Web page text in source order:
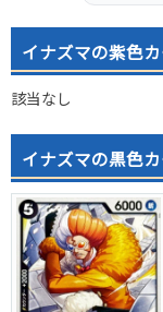
イナズマの紫色
該当なし
イナズマの黒色